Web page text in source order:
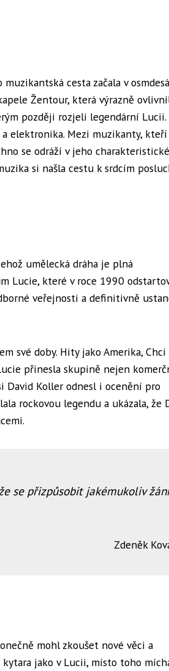
cesta začala v
Žentour, která výrazně
později rozjeli legendární Lucii.
elektronika. Mezi muzikanty,
se odráží v jeho
si našla cestu k srdcím
umělecká dráha je plná
Lucie, které v roce 1990
veřejnosti a definitivně
své doby. Hity jako Amerika, Chci
přinesla skupině nejen
David Koller odnesl i ocenění pro
rockovou legendu a ukázala, že
se přizpůsobit jakémukoliv
Zdeněk
mohl zkoušet nové věci a
jako v Lucii, místo toho